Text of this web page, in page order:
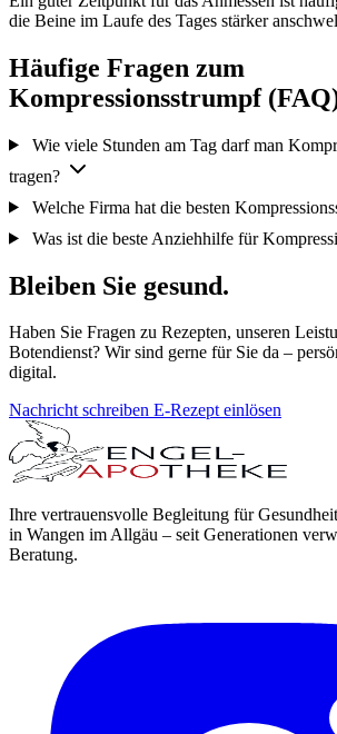
die Beine im Laufe des Tages stärker
Häufige Fragen zum
Kompressionsstrumpf
Wie viele Stunden am Tag darf man
tragen?
Welche Firma hat die besten
Was ist die beste Anziehhilfe für
Bleiben Sie gesund.
Haben Sie Fragen zu Rezepten, unseren
Botendienst? Wir sind gerne für Sie da –
digital.
Nachricht schreiben E-Rezept einlösen
Ihre vertrauensvolle Begleitung für
in Wangen im Allgäu – seit Generationen
Beratung.